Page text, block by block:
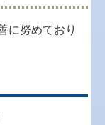
に努めており